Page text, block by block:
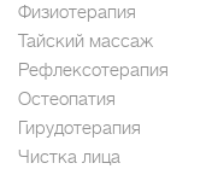
Физиотерапия
Тайский массаж
Рефлексотерапия
Остеопатия
Гирудотерапия
Чистка лица